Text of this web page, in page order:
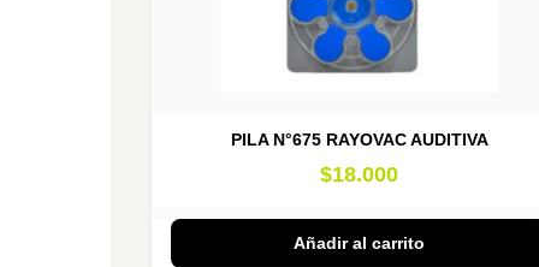
PILA N°675 RAYOVAC AUDITIVA
$18.000
Añadir al carrito